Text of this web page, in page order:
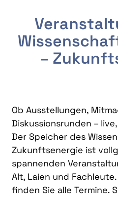
–
Ob Ausstellungen,
Diskussionsrunden –
Der Speicher des
Zukunftsenergie ist
spannenden
Alt, Laien und
finden Sie alle Termine.